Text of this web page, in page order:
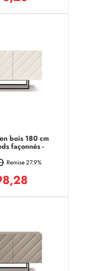
bois 180 cm
façonnés -
Remise 27.9%